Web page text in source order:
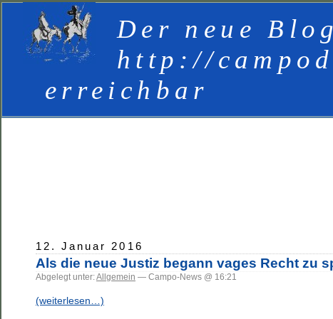
Der neue
http://
erreichbar
12. Januar 2016
Als die neue Justiz begann vages Recht zu
Abgelegt unter:Allgemein — Campo-News @ 16:21
(weiterlesen…)